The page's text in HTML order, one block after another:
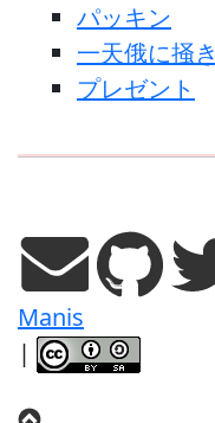
パッキン
一天俄に掻
プレゼント
Manis
|